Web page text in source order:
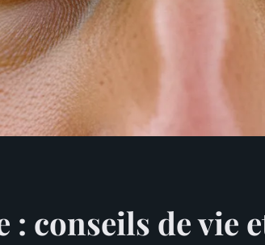
: conseils de